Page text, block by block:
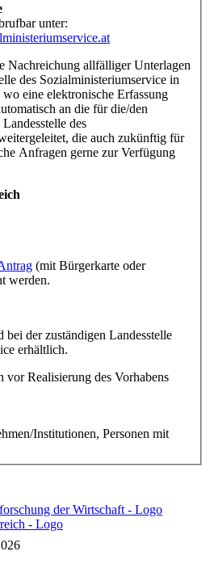
unter:
Nachreichung allfälliger Unterlagen
des Sozialministeriumservice in
eine elektronische Erfassung
an die für die/den
des
die auch zukünftig für
Anfragen gerne zur Verfügung
(mit Bürgerkarte oder
werden.
der zuständigen Landesstelle
erhältlich.
vor Realisierung des Vorhabens
Institutionen, Personen mit